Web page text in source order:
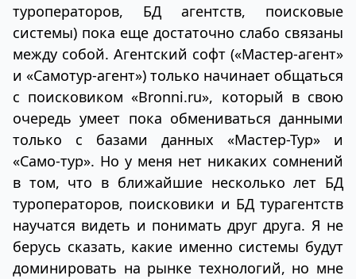
туроператоров, БД агентств, поисковые
системы) пока еще достаточно слабо связаны
между собой. Агентский софт («Мастер-агент»
и «Самотур-агент») только начинает общаться
с поисковиком «Bronni.ru», который в свою
очередь умеет пока обмениваться данными
только с базами данных «Мастер-Тур» и
«Само-тур». Но у меня нет никаких сомнений
в том, что в ближайшие несколько лет БД
туроператоров, поисковики и БД турагентств
научатся видеть и понимать друг друга. Я не
берусь сказать, какие именно системы будут
доминировать на рынке технологий, но мне